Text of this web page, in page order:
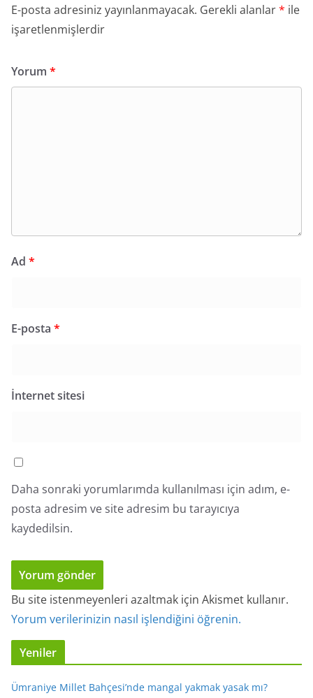
E-posta adresiniz yayınlanmayacak. Gerekli alanlar* ile
işaretlenmişlerdir
Yorum *
Ad *
E-posta *
İnternet sitesi
Daha sonraki yorumlarımda kullanılması için adım, e-
posta adresim ve site adresim bu tarayıcıya
kaydedilsin.
Bu site istenmeyenleri azaltmak için Akismet kullanır.
Yorum verilerinizin nasıl işlendiğini öğrenin.
Yeniler
Ümraniye Millet Bahçesi’nde mangal yakmak yasak mı?